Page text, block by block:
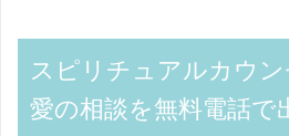
スピリチュアルカウ
愛の相談を無料電話で